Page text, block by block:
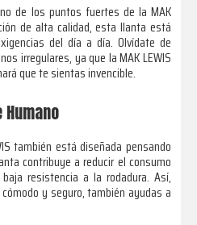
de los puntos fuertes de la MAK
de alta calidad, esta llanta está
del día a día. Olvídate de
irregulares, ya que la MAK LEWIS
que te sientas invencible.
Humano
también está diseñada pensando
contribuye a reducir el consumo
resistencia a la rodadura. Así,
y seguro, también ayudas a